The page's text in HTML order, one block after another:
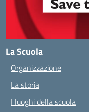
La Scuola
Organizzazione
La storia
I luoghi della scuola